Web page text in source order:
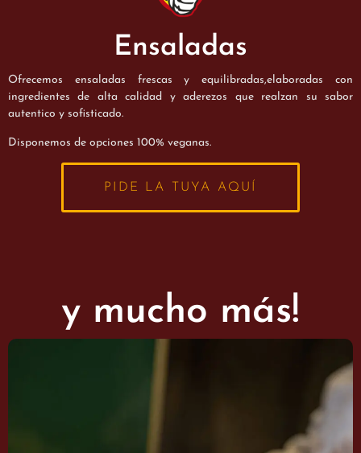
Ensaladas
Ofrecemos ensaladas frescas y equilibradas,elaboradas con
ingredientes de alta calidad y aderezos que realzan su sabor
autentico y sofisticado.
Disponemos de opciones 100% veganas.
PIDE LA TUYA AQUÍ
y mucho más!